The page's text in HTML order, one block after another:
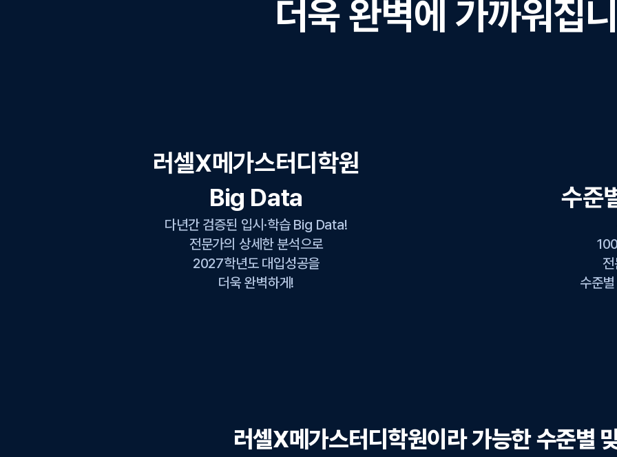
더욱 완벽에 가까워집
러셀X메가스터디학원
Big Data
다년간 검증된 입시·학습 Big Data!
전문가의 상세한 분석으로
2027학년도 대입성공을
더욱 완벽하게!
수준
수준
러셀X메가스터디학원이라 가능한수준별